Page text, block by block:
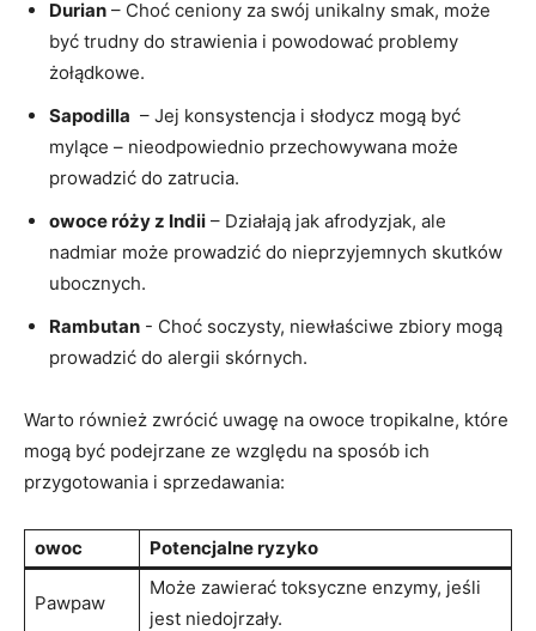
Durian – Choć ceniony za swój ⁢unikalny smak, może
być trudny ‍do⁣ strawienia ⁢i‍ powodować problemy
‌żołądkowe.
Sapodilla ⁣ – Jej konsystencja i słodycz‌ mogą być
‌mylące – nieodpowiednio przechowywana⁢ może
prowadzić do​ zatrucia.
owoce róży z Indii – ⁤Działają jak afrodyzjak, ale
nadmiar może prowadzić ⁢do nieprzyjemnych skutków
ubocznych.
Rambutan ⁣- Choć soczysty, ​niewłaściwe zbiory ⁣mogą
prowadzić do alergii skórnych.
Warto ⁣również⁤ zwrócić uwagę na owoce ⁤tropikalne, ‌które
mogą⁤ być podejrzane ze względu ⁣na sposób⁢ ich
przygotowania i sprzedawania:
owoc Potencjalne ryzyko
Pawpaw
Może zawierać toksyczne enzymy, jeśli
jest niedojrzały.